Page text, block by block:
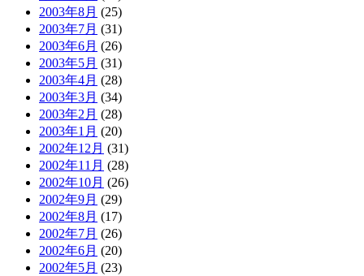
2003年8月 (25)
2003年7月 (31)
2003年6月 (26)
2003年5月 (31)
2003年4月 (28)
2003年3月 (34)
2003年2月 (28)
2003年1月 (20)
2002年12月 (31)
2002年11月 (28)
2002年10月 (26)
2002年9月 (29)
2002年8月 (17)
2002年7月 (26)
2002年6月 (20)
2002年5月 (23)